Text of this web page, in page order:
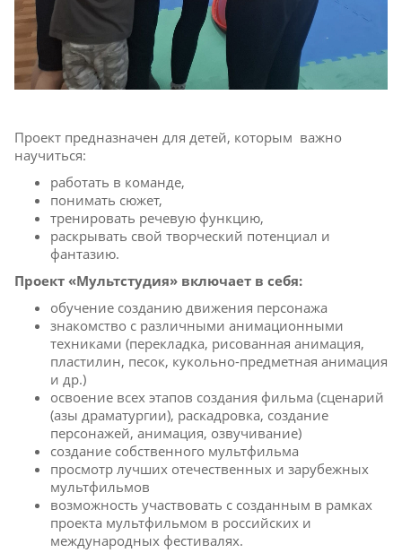
Проект предназначен для детей, которым важно
научиться:
работать в команде,
понимать сюжет,
тренировать речевую функцию,
раскрывать свой творческий потенциал и
фантазию.
Проект «Мультстудия» включает в себя:
обучение созданию движения персонажа
знакомство с различными анимационными
техниками (перекладка, рисованная анимация,
пластилин, песок, кукольно-предметная анимация
и др.)
освоение всех этапов создания фильма (сценарий
(азы драматургии), раскадровка, создание
персонажей, анимация, озвучивание)
создание собственного мультфильма
просмотр лучших отечественных и зарубежных
мультфильмов
возможность участвовать с созданным в рамках
проекта мультфильмом в российских и
международных фестивалях.